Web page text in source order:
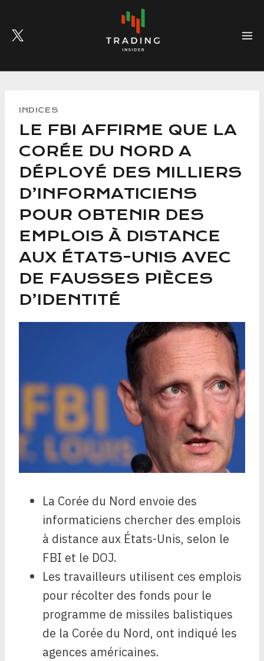
content
INDICES
LE FBI AFFIRME QUE LA
CORÉE DU NORD A
DÉPLOYÉ DES MILLIERS
D’INFORMATICIENS
POUR OBTENIR DES
EMPLOIS À DISTANCE
AUX ÉTATS-UNIS AVEC
DE FAUSSES PIÈCES
D’IDENTITÉ
La Corée du Nord envoie des
informaticiens chercher des emplois
à distance aux États-Unis, selon le
FBI et le DOJ.
Les travailleurs utilisent ces emplois
pour récolter des fonds pour le
programme de missiles balistiques
de la Corée du Nord, ont indiqué les
agences américaines.